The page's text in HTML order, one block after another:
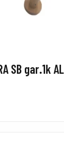
SB gar.1k